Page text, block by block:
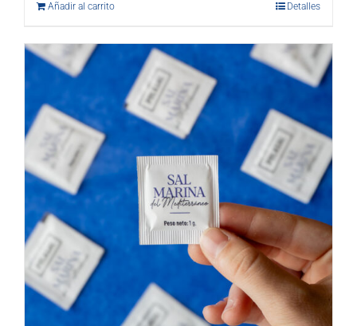
Añadir al carrito Detalles